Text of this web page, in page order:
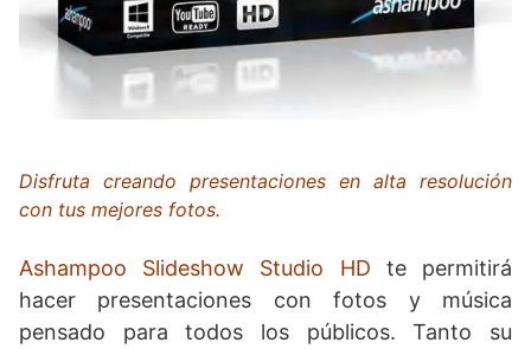
Disfruta creando presentaciones en alta resolución
con tus mejores fotos.
Ashampoo Slideshow Studio HD te permitirá
hacer presentaciones con fotos y música
pensado para todos los públicos. Tanto su